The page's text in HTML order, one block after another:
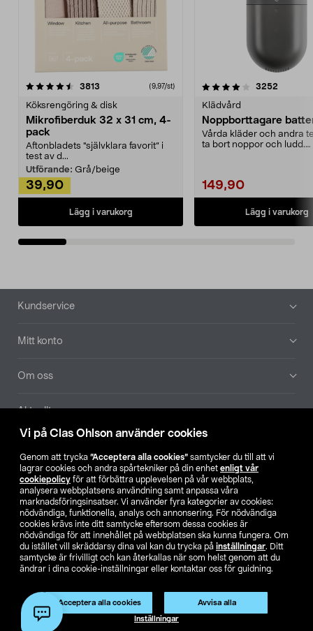
Vi på Clas Ohlson använder cookies
Genom att trycka ”Acceptera alla cookies” samtycker du till att vi
lagrar cookies och andra spårtekniker på din enhet enligt vår
cookiepolicy för att förbättra upplevelsen på vår webbplats,
analysera webbplatsens användning samt anpassa våra
marknadsföringsinsatser. Vi använder fyra kategorier av cookies:
nödvändiga, funktionella, analys och annonsering. För nödvändiga
cookies krävs inte ditt samtycke eftersom dessa cookies är
nödvändiga för att innehållet på webbplatsen ska kunna fungera. Om
du istället vill skräddarsy dina val kan du trycka på inställningar. Ditt
samtycke är frivilligt och kan återkallas när som helst genom att du
ändrar i dina cookie-inställningar eller kontaktar oss för guidning.
Acceptera alla cookies Avvisa alla
Inställningar
3813 (9,97/st)
Köksrengöring & disk
Mikrofiberduk 32 x 31 cm, 4-
pack
Aftonbladets "självklara favorit” i
test av d...
Utförande: Grå/beige
39,90
Lägg i varukorg
4.0av 5 stjärnor 3252
Klädvård
Noppborttagare
Vårda kläder och andra
ta bort noppor och ludd.
149,90
Lägg i varukorg
4.5av 5 stjärnor
Sidfot
Kundservice
Mitt konto
Om oss
Aktuellt
Hitta butik
SE NO FI
Köpvillkor Privacy statement Klubbvillkor
För företag
Ändra till priser exklusive moms